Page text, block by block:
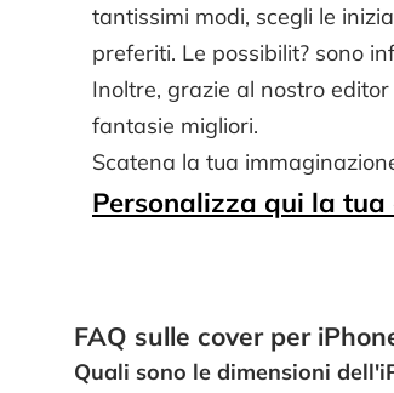
tantissimi modi, scegli le
preferiti. Le possibilit? sono
Inoltre, grazie al nostro
fantasie migliori.
Scatena la tua
Personalizza qui la tua
FAQ sulle cover per
Quali sono le dimensioni